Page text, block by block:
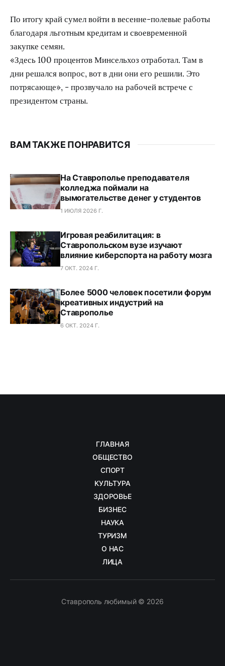
По итогу край сумел войти в весенне-полевые работы
благодаря льготным кредитам и своевременной
закупке семян.
«Здесь 100 процентов Минсельхоз отработал. Там в
дни решался вопрос, вот в дни они его решили. Это
потрясающе», - прозвучало на рабочей встрече с
президентом страны.
ВАМ ТАКЖЕ ПОНРАВИТСЯ
На Ставрополье преподавателя
колледжа поймали на
вымогательстве денег у студентов
1 ИЮЛЯ 2026 Г.
Игровая реабилитация: в
Ставропольском вузе изучают
влияние киберспорта на работу мозга
7 ОКТ. 2024 Г.
Более 5000 человек посетили форум
креативных индустрий на
Ставрополье
6 ОКТ. 2024 Г.
ГЛАВНАЯ
ОБЩЕСТВО
СПОРТ
КУЛЬТУРА
ЗДОРОВЬЕ
БИЗНЕС
НАУКА
ТУРИЗМ
О НАС
ЛИЦА
Ставрополь любимый © 2026